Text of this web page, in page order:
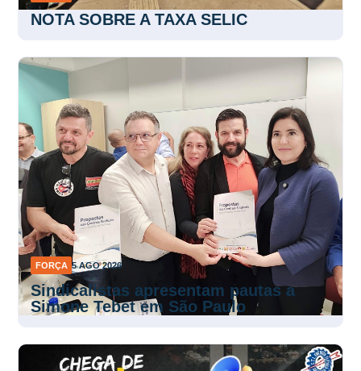
NOTA SOBRE A TAXA SELIC
FORÇA 5 AGO 2026
Sindicalistas apresentam pautas a
Simone Tebet em São Paulo